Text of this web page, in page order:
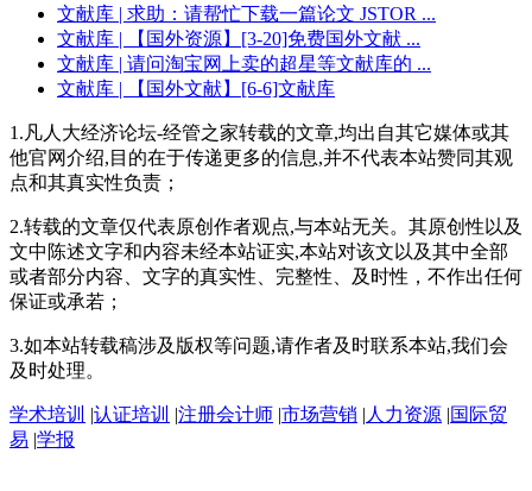
文献库 | 求助：请帮忙下载一篇论文 JSTOR ...
文献库 | 【国外资源】[3-20]免费国外文献 ...
文献库 | 请问淘宝网上卖的超星等文献库的 ...
文献库 | 【国外文献】[6-6]文献库
1.凡人大经济论坛-经管之家转载的文章,均出自其它媒体或其
他官网介绍,目的在于传递更多的信息,并不代表本站赞同其观
点和其真实性负责；
2.转载的文章仅代表原创作者观点,与本站无关。其原创性以及
文中陈述文字和内容未经本站证实,本站对该文以及其中全部
或者部分内容、文字的真实性、完整性、及时性，不作出任何
保证或承若；
3.如本站转载稿涉及版权等问题,请作者及时联系本站,我们会
及时处理。
学术培训 |认证培训 |注册会计师 |市场营销 | 人力资源 |国际贸
易 |学报